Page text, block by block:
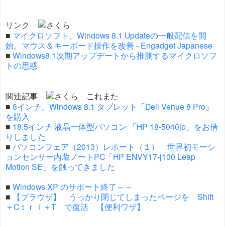
リンク
■ マイクロソフト、Windows 8.1 Updateの一般配信を開
始。マウス＆キーボード操作を改善 - Engadget Japanese
■ Windows8.1次期アップデートから推測するマイクロソフ
トの思惑
関連記事
■ 8インチ、Windows 8.1 タブレット「Dell Venue 8 Pro」
を購入
■ 18.5インチ 液晶一体型パソコン 「HP 18-5040jp」をお借
りしました
■ パソコンフェア（2013）レポート（１） 世界初モーシ
ョンセンサー内蔵ノートPC「HP ENVY17-j100 Leap
Motion SE」を触ってきました
■ Windows XP のサポート終了～～
■
【ブラウザ】 うっかり閉じてしまったページを Shift
＋Cｔｒｌ＋T で復活 【便利ワザ】